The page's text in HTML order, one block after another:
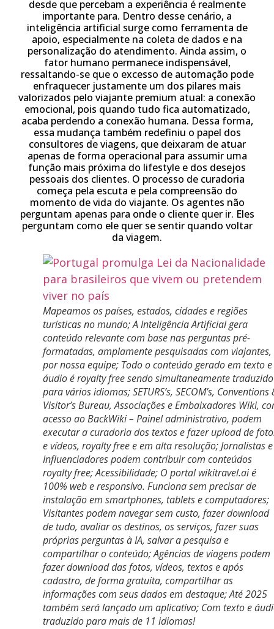
desde que percebam a experiência é realmente
importante para. Dentro desse cenário, a
inteligência artificial surge como ferramenta de
apoio, especialmente na coleta de dados e na
personalização do atendimento. Ainda assim, o
fator humano permanece indispensável,
ressaltando-se que o excesso de automação pode
enfraquecer justamente um dos pilares mais
valorizados pelo viajante premium atual: a conexão
emocional, pois quando tudo fica automatizado,
acaba perdendo a conexão humana. Dessa forma,
essa mudança também redefiniu o papel dos
consultores de viagens, que deixaram de atuar
apenas de forma operacional para assumir uma
função mais próxima do lifestyle e dos desejos
pessoais dos clientes. O processo de curadoria
começa pela escuta e pela compreensão do
momento de vida do viajante. Os agentes não
perguntam apenas para onde o cliente quer ir. Eles
perguntam como ele quer se sentir quando voltar
da viagem.
Mapeamos os países, estados, cidades e regiões
turísticas no mundo; A Inteligência Artificial gera
conteúdo relevante com base nas perguntas pré-
formatadas, amplamente pesquisadas com viajantes,
por nossa equipe; Todo o conteúdo gerado em texto e
áudio é royalty free sendo simultaneamente traduzido
para vários idiomas; SETURS’s, SECOM’s, Conventions
Visitor’s Bureau, Associações e Embaixadores Wiki,
acesso ao BackWiki – Painel administrativo, podem
executar a curadoria dos textos e fazer upload de
e vídeos, royalty free e em alta resolução; Jornalistas e
Influenciadores podem contribuir com conteúdos
royalty free; Acessibilidade; O portal wikitravel.ai é
100% web e responsivo. Funciona sem precisar de
instalação em smartphones, tablets e computadores;
Visitantes podem navegar sem custo, fazer download
de tudo, avaliar os destinos, os serviços, fazer suas
próprias perguntas à IA, salvar a pesquisa e
compartilhar o conteúdo; Agências de viagens podem
fazer download das fotos, vídeos, textos e após
cadastro, de forma gratuita, compartilhar as
informações com seus dados em destaque; Até 2025
também será lançado um aplicativo; Com texto e
traduzido para mais de 11 idiomas!